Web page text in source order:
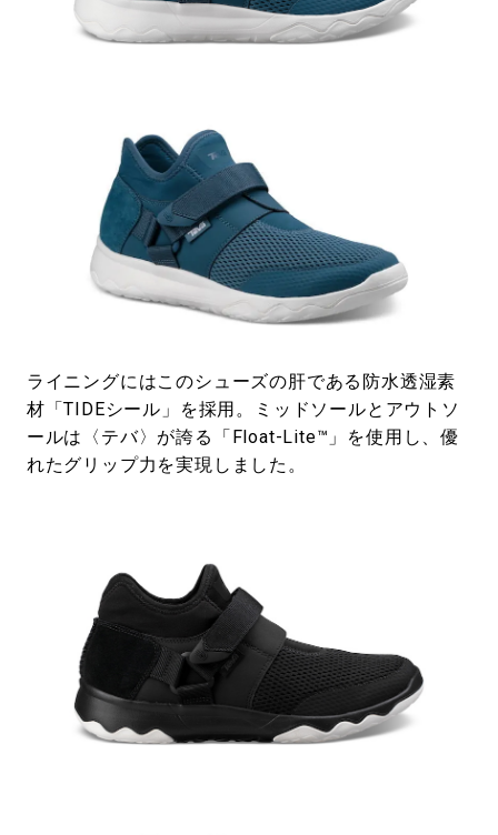
ライニングにはこのシューズの肝である防水透湿素
材「TIDEシール」を採用。ミッドソールとアウトソ
ールは〈テバ〉が誇る「Float-Lite™」を使用し、優
れたグリップ力を実現しました。